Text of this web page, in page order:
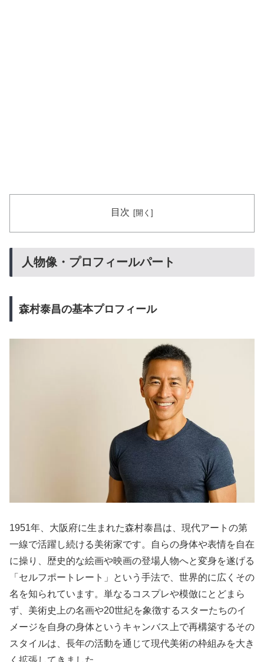
目次
人物像・プロフィールパート
森村泰昌の基本プロフィール
1951年、大阪府に生まれた森村泰昌は、現代アートの第
一線で活躍し続ける美術家です。自らの身体や表情を自在
に操り、歴史的な絵画や映画の登場人物へと変身を遂げる
「セルフポートレート」という手法で、世界的に広くその
名を知られています。単なるコスプレや模倣にとどまら
ず、美術史上の名画や20世紀を象徴するスターたちのイ
メージを自身の身体というキャンバス上で再構築するその
スタイルは、長年の活動を通じて現代美術の枠組みを大き
く拡張してきました。